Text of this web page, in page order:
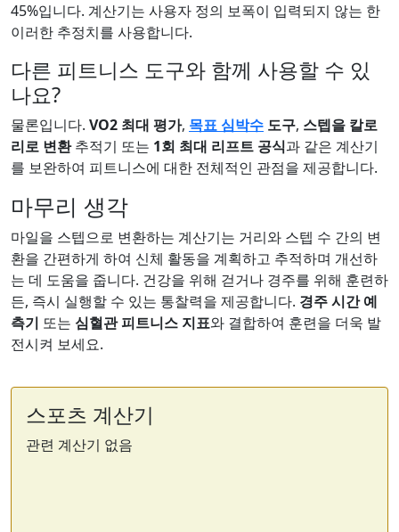
45%입니다. 계산기는 사용자 정의 보폭이 입력되지 않는 한
이러한 추정치를 사용합니다.
다른 피트니스 도구와 함께 사용할 수 있
나요?
물론입니다. VO2 최대 평가, 목표 심박수 도구, 스텝을 칼로
리로 변환추적기 또는 1회 최대 리프트 공식과 같은 계산기
를 보완하여 피트니스에 대한 전체적인 관점을 제공합니다.
마무리 생각
마일을 스텝으로 변환하는 계산기는 거리와 스텝 수 간의 변
환을 간편하게 하여 신체 활동을 계획하고 추적하며 개선하
는 데 도움을 줍니다. 건강을 위해 걷거나 경주를 위해 훈련하
든, 즉시 실행할 수 있는 통찰력을 제공합니다. 경주 시간 예
측기 또는 심혈관 피트니스 지표와 결합하여 훈련을 더욱 발
전시켜 보세요.
스포츠 계산기
관련 계산기 없음